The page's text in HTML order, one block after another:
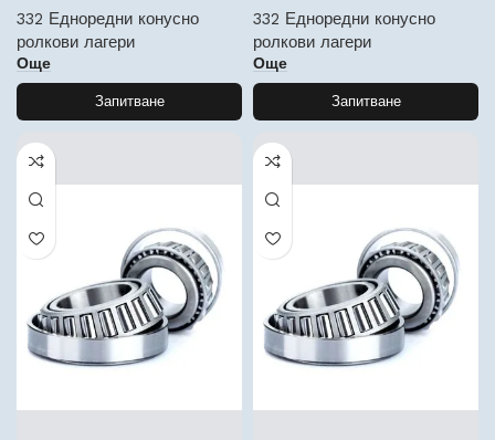
332 Едноредни конусно
ролкови лагери
Още
Запитване
332 Едноредни конусно
ролкови лагери
Още
Запитване